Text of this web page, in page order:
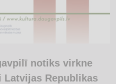
notiks virkne
Republikas